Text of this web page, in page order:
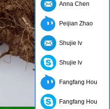
Anna Chen
Peijian Zhao
Shujie lv
Shujie lv
Fangfang Hou
Fangfang Hou